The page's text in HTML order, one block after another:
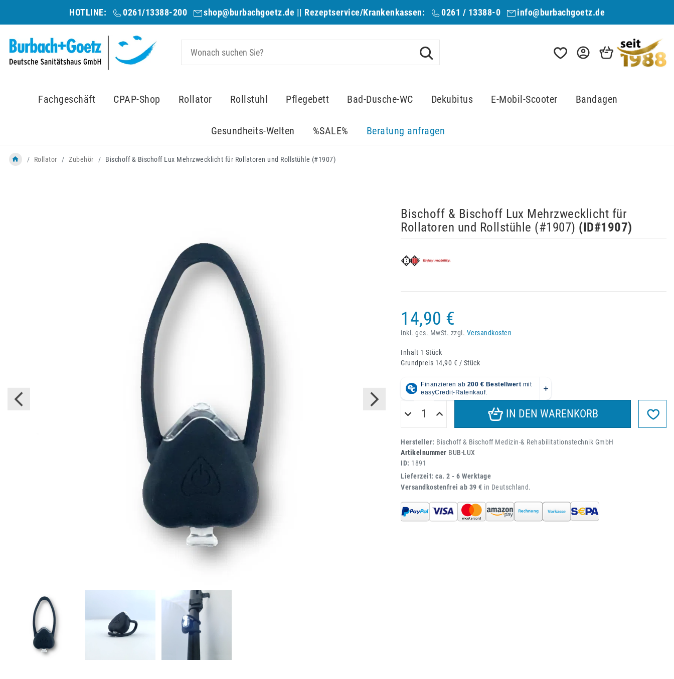
HOTLINE: 0261/13388-200 shop@burbachgoetz.de || Rezeptservice/Krankenkassen: 0261 / 13388-0 info@burbachgoetz.de
Fachgeschäft CPAP-Shop Rollator Rollstuhl Pflegebett Bad-Dusche-WC Dekubitus E-Mobil-Scooter Bandagen
Gesundheits-Welten %SALE% Beratung anfragen
Rollator Zubehör Bischoff & Bischoff Lux Mehrzwecklicht für Rollatoren und Rollstühle (#1907)
Bischoff & Bischoff Lux Mehrzwecklicht für
Rollatoren und Rollstühle (#1907) (ID#1907)
14,90 €
inkl. ges. MwSt. zzgl. Versandkosten
Inhalt 1 Stück
Grundpreis 14,90 € / Stück
IN DEN WARENKORB
Hersteller: Bischoff & Bischoff Medizin-& Rehabilitationstechnik GmbH
Artikelnummer BUB-LUX
ID: 1891
Lieferzeit: ca. 2 - 6 Werktage
Versandkostenfrei ab 39 € in Deutschland.